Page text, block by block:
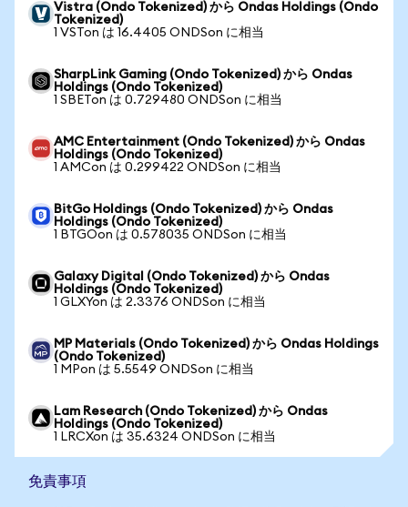
Vistra (Ondo Tokenized) から Ondas Holdings (Ondo
Tokenized)
1 VSTon は 16.4405 ONDSon に相当
SharpLink Gaming (Ondo Tokenized) から Ondas
Holdings (Ondo Tokenized)
1 SBETon は 0.729480 ONDSon に相当
AMC Entertainment (Ondo Tokenized) から Ondas
Holdings (Ondo Tokenized)
1 AMCon は 0.299422 ONDSon に相当
BitGo Holdings (Ondo Tokenized) から Ondas
Holdings (Ondo Tokenized)
1 BTGOon は 0.578035 ONDSon に相当
Galaxy Digital (Ondo Tokenized) から Ondas
Holdings (Ondo Tokenized)
1 GLXYon は 2.3376 ONDSon に相当
MP Materials (Ondo Tokenized) から Ondas Holdings
(Ondo Tokenized)
1 MPon は 5.5549 ONDSon に相当
Lam Research (Ondo Tokenized) から Ondas
Holdings (Ondo Tokenized)
1 LRCXon は 35.6324 ONDSon に相当
免責事項